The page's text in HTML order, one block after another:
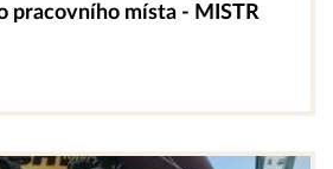
pracovního místa - MISTR